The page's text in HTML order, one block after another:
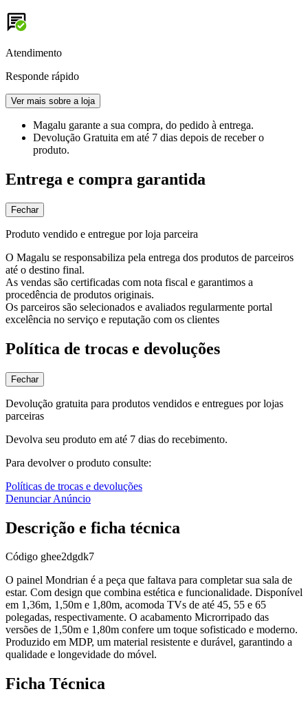
Atendimento
Responde rápido
Ver mais sobre a loja
Magalu garante a sua compra, do pedido à entrega.
Devolução Gratuita em até 7 dias depois de receber o
produto.
Entrega e compra garantida
Fechar
Produto vendido e entregue por loja parceira
O Magalu se responsabiliza pela entrega dos produtos de parceiros
até o destino final.
As vendas são certificadas com nota fiscal e garantimos a
procedência de produtos originais.
Os parceiros são selecionados e avaliados regularmente portal
excelência no serviço e reputação com os clientes
Política de trocas e devoluções
Fechar
Devolução gratuita para produtos vendidos e entregues por lojas
parceiras
Devolva seu produto em até 7 dias do recebimento.
Para devolver o produto consulte:
Políticas de trocas e devoluções
Denunciar Anúncio
Descrição e ficha técnica
Código ghee2dgdk7
O painel Mondrian é a peça que faltava para completar sua sala de
estar. Com design que combina estética e funcionalidade. Disponível
em 1,36m, 1,50m e 1,80m, acomoda TVs de até 45, 55 e 65
polegadas, respectivamente. O acabamento Microrripado das
versões de 1,50m e 1,80m confere um toque sofisticado e moderno.
Produzido em MDP, um material resistente e durável, garantindo a
qualidade e longevidade do móvel.
Ficha Técnica